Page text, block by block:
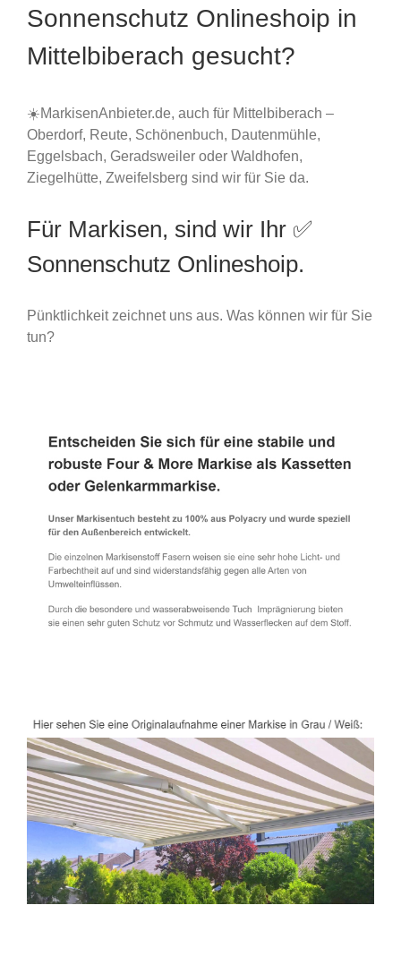
Sonnenschutz Onlineshoip in
Mittelbiberach gesucht?
☀️MarkisenAnbieter.de, auch für Mittelbiberach –
Oberdorf, Reute, Schönenbuch, Dautenmühle,
Eggelsbach, Geradsweiler oder Waldhofen,
Ziegelhütte, Zweifelsberg sind wir für Sie da.
Für Markisen, sind wir Ihr ✅
Sonnenschutz Onlineshoip.
Pünktlichkeit zeichnet uns aus. Was können wir für Sie
tun?